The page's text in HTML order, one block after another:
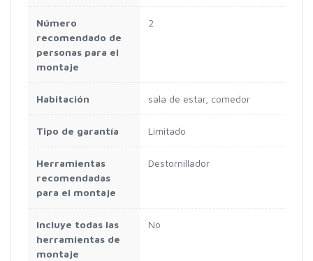
Número
recomendado de
personas para el
montaje
2
Habitación sala de estar, comedor
Tipo de garantía Limitado
Herramientas
recomendadas
para el montaje
Destornillador
Incluye todas las
herramientas de
montaje
No